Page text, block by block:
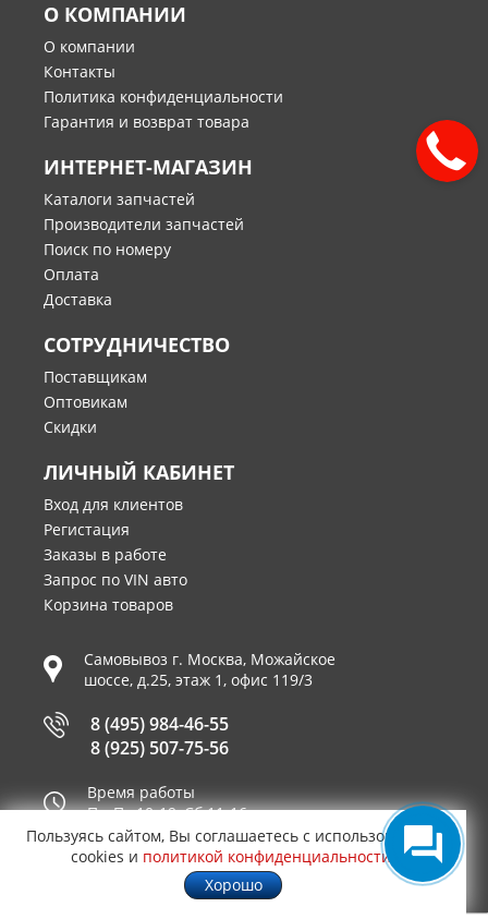
О КОМПАНИИ
О компании
Контакты
Политика конфиденциальности
Гарантия и возврат товара
ИНТЕРНЕТ-МАГАЗИН
Каталоги запчастей
Производители запчастей
Поиск по номеру
Оплата
Доставка
СОТРУДНИЧЕСТВО
Поставщикам
Оптовикам
Скидки
ЛИЧНЫЙ КАБИНЕТ
Вход для клиентов
Регистация
Заказы в работе
Запрос по VIN авто
Корзина товаров
Самовывоз г. Москва, Можайское
шоссе, д.25, этаж 1, офис 119/3
8 (495) 984-46-55
8 (925) 507-75-56
Время работы
Пн-Пт 10-19, Сб 11-16
Принимаем к оплате
Пользуясь сайтом, Вы соглашаетесь с использованием
cookies и политикой конфиденциальности
Хорошо